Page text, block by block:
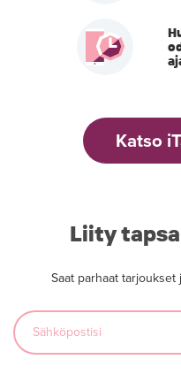
Katso
Liity
Saat parhaat